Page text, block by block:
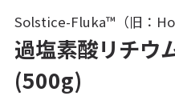
Solstice-Fluka™（旧：
過塩素酸リチウ
(500g)